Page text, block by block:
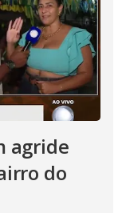
agride
do